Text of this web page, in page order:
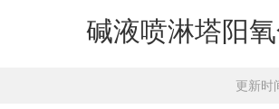
碱液喷淋塔阳
更新